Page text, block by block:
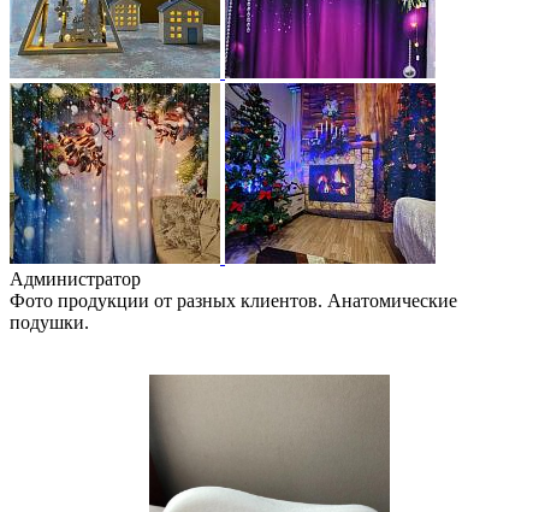
Администратор
Фото продукции от разных клиентов. Анатомические
подушки.